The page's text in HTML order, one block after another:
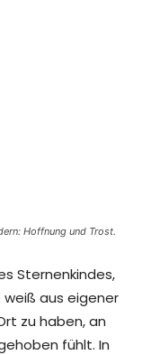
Hoffnung und Trost.
Sternenkindes,
weiß aus eigener
zu haben, an
fühlt. In